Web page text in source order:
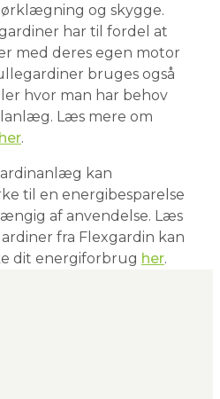
og skygge.
har til fordel at
med deres egen motor
bruges også
hvor man har behov
Læs mere om
her.
kan
til en energibesparelse
af anvendelse. Læs
fra Flexgardin kan
dit energiforbrug her.